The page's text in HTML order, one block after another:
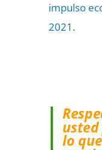
impulso
2021.
lo